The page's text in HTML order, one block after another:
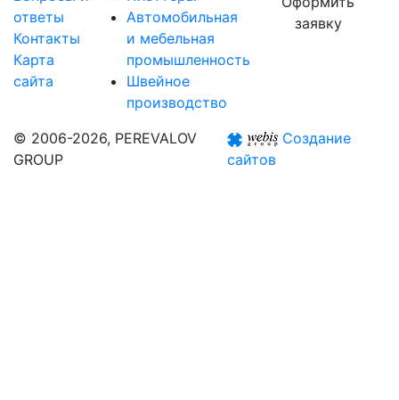
ответы
Контакты
Карта
сайта
Автомобильная
и мебельная
промышленность
Швейное
производство
заявку
© 2006-2026, PEREVALOV
GROUP
Создание
сайтов